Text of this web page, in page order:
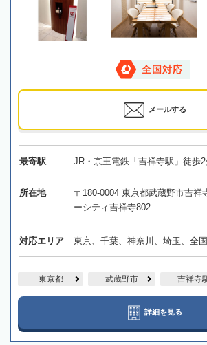
全国対応
メールする
最寄駅 JR・京王電鉄「吉祥寺駅」徒歩2
所在地
〒180-0004 東京都武蔵野市吉
ーシティ吉祥寺802
対応エリア 東京、千葉、神奈川、埼玉、全
東京都 武蔵野市 吉祥寺
詳細を見る